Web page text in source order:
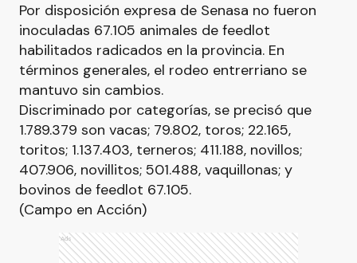
Por disposición expresa de Senasa no fueron
inoculadas 67.105 animales de feedlot
habilitados radicados en la provincia. En
términos generales, el rodeo entrerriano se
mantuvo sin cambios.
Discriminado por categorías, se precisó que
1.789.379 son vacas; 79.802, toros; 22.165,
toritos; 1.137.403, terneros; 411.188, novillos;
407.906, novillitos; 501.488, vaquillonas; y
bovinos de feedlot 67.105.
(Campo en Acción)
Ads